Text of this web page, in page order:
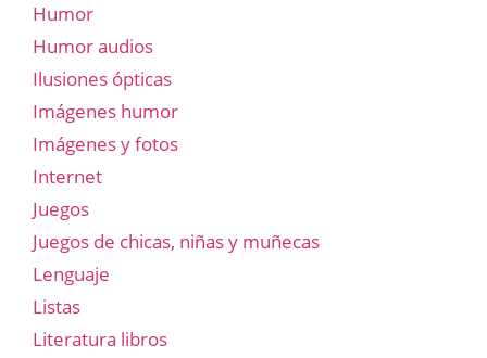
Humor
Humor audios
Ilusiones ópticas
Imágenes humor
Imágenes y fotos
Internet
Juegos
Juegos de chicas, niñas y muñecas
Lenguaje
Listas
Literatura libros